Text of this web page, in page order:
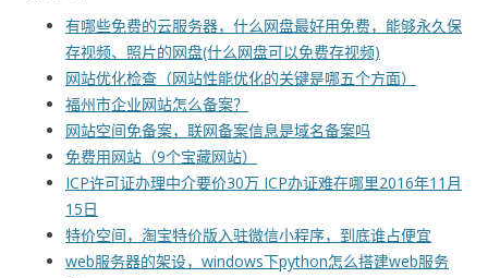
有哪些免费的云服务器，什么网盘最好用免费，能够永久保
存视频、照片的网盘(什么网盘可以免费存视频)
网站优化检查（网站性能优化的关键是哪五个方面）
福州市企业网站怎么备案？
网站空间免备案，联网备案信息是域名备案吗
免费用网站（9个宝藏网站）
ICP许可证办理中介要价30万 ICP办证难在哪里2016年11月
15日
特价空间，淘宝特价版入驻微信小程序，到底谁占便宜
web服务器的架设，windows下python怎么搭建web服务